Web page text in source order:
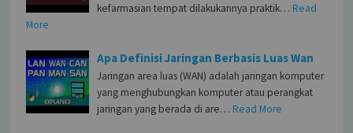
kefarmasian tempat dilakukannya praktik… Read
More
Apa Definisi Jaringan Berbasis Luas Wan
Jaringan area luas (WAN) adalah jaringan komputer
yang menghubungkan komputer atau perangkat
jaringan yang berada di are… Read More